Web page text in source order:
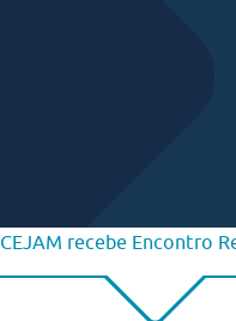
CEJAM recebe Encontro